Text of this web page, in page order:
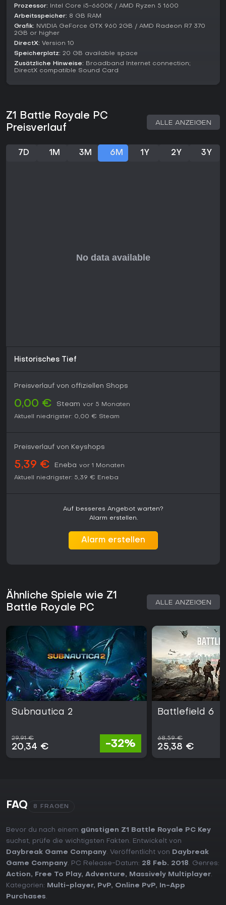
Lohnt es sich?
Auf Steam erzielt das Spiel gemischte Bewertungen mit 50 %
positiv aus über 56.000 Rezensionen, aktuelle Feedbacks
fallen mit 73 % positiv günstiger aus. Metacritic vergibt 70
Anpassungsoptionen.
Wer unkomplizierte, skillbasierte Multiplayer-Shooter mit
Spielerzahl sorgt für kurze Wartezeiten in Top-Modi, ideal für
Fans nostalgischer Genre-Vertreter statt High-Tech-Features.
Prozessor: Intel Core i5-6600K / AMD Ryzen 5 1600
Arbeitsspeicher: 8 GB RAM
Grafik: NVIDIA GeForce GTX 960 2GB / AMD Radeon R7 370
2GB or higher
DirectX: Version 10
Speicherplatz: 20 GB available space
Zusätzliche Hinweise: Broadband Internet connection;
DirectX compatible Sound Card
Z1 Battle Royale PC
Preisverlauf
ALLE ANZEIGEN
7D 1M 3M 6M 1Y 2Y 3Y
Historisches Tief
Preisverlauf von offiziellen Shops
0,00 € Steam vor 5 Monaten
Aktuell niedrigster: 0,00 € Steam
Preisverlauf von Keyshops
5,39 € Eneba vor 1 Monaten
Aktuell niedrigster: 5,39 € Eneba
Auf besseres Angebot warten?
Alarm erstellen.
Alarm erstellen
Ähnliche Spiele wie Z1
Battle Royale PC
ALLE ANZEIGEN
Subnautica 2
29,91 €
20,34 € -32%
Battlefield 6
68,59 €
25,38 €
FAQ 8 FRAGEN
Bevor du nach einem günstigen Z1 Battle Royale PC Key
suchst, prüfe die wichtigsten Fakten. Entwickelt von
Daybreak Game Company. Veröffentlicht von
Daybreak
Game Company. PC Release-Datum: 28 Feb. 2018. Genres:
Action, Free To Play, Adventure, Massively Multiplayer.
Kategorien:
Multi-player, PvP, Online PvP,
In-App
Purchases.